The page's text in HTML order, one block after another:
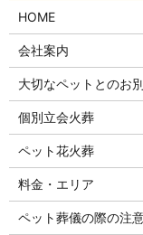
HOME
会社案内
大切なペットとのお
個別立会火葬
ペット花火葬
料金・エリア
ペット葬儀の際の注